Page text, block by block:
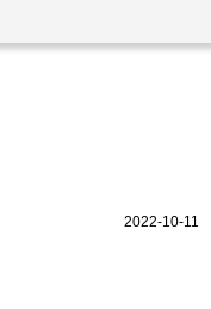
2022-10-11